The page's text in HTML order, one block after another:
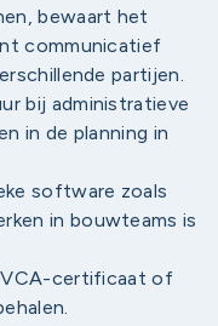
bewaart het
communicatief
partijen.
bij administratieve
in de planning in
software zoals
in bouwteams is
VCA-certificaat of